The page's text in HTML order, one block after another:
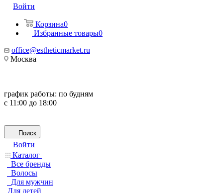
Войти
Корзина0
Избранные товары0
office@estheticmarket.ru
Москва
график работы: по будням
с 11:00 до 18:00
Поиск
Войти
Каталог
Все бренды
Волосы
Для мужчин
Для детей